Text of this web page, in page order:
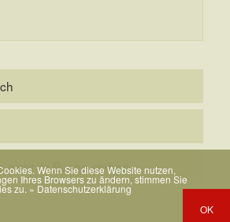
nicht im Buche stehen
Wenn Sie diese Website nutzen,
Ihres Browsers zu ändern, stimmen Sie
zu. » Datenschutzerklärung
OK